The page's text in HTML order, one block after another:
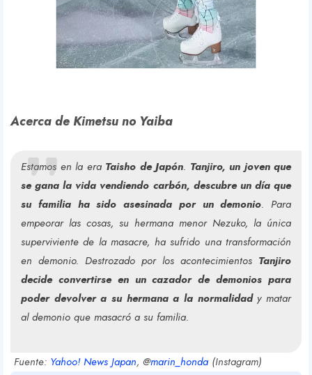
Acerca de Kimetsu no Yaiba
Estamos en la eraTaisho de Japón. Tanjiro, un joven que
se gana la vida vendiendo carbón, descubre un día que
su familia ha sido asesinada por un demonio. Para
empeorar las cosas, su hermana menor Nezuko, la única
superviviente de la masacre, ha sufrido una transformación
en demonio. Destrozado por los acontecimientos Tanjiro
decide convertirse en un cazador de demonios para
poder devolver a su hermana a la normalidady matar
al demonio que masacró a su familia.
Fuente: Yahoo! News Japan, @marin_honda (Instagram)